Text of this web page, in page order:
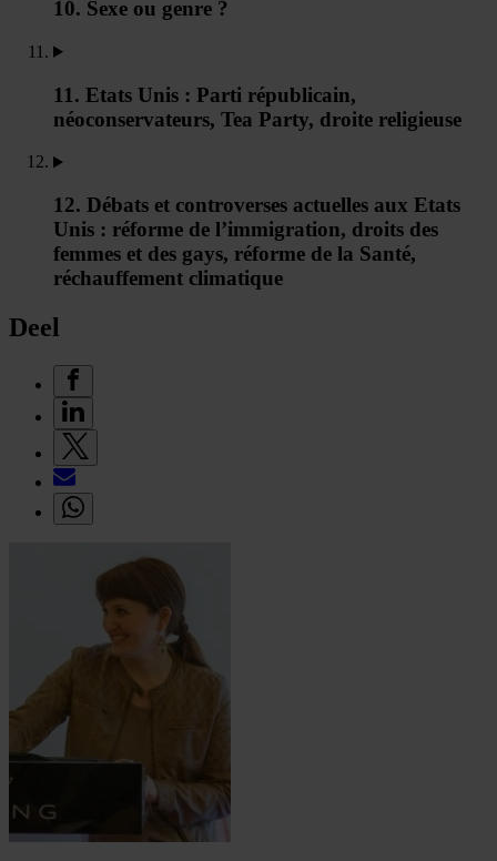
10. Sexe ou genre ?
11. Etats Unis : Parti républicain,
néoconservateurs, Tea Party, droite religieuse
12. Débats et controverses actuelles aux Etats
Unis : réforme de l’immigration, droits des
femmes et des gays, réforme de la Santé,
réchauffement climatique
Deel